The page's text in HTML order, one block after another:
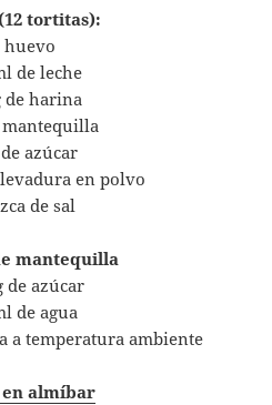
tortitas):
huevo
de leche
de harina
mantequilla
azúcar
en polvo
de sal
mantequilla
de azúcar
de agua
a temperatura ambiente
en almíbar